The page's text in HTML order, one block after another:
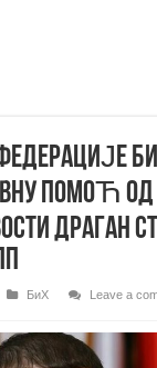
ПОМОЋ ОД
Драган
БиХ
Leave a